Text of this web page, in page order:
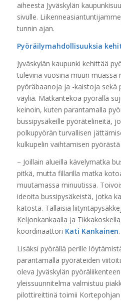
aiheesta Jyväskylän
sivulle.
tunnin ajan.
Pyöräilymahdollisuuksia
Jyväskylän kaupunki kehittää
tulevina vuosina muun muassa
pyöräbaanoja ja -kaistoja sekä
väyliä. Matkantekoa pyörällä
keinoin, kuten parantamalla
bussipysäkeille pyörätelineitä,
polkupyörän turvallisen
kulkupelin vaihtamisen pyörästä
– Joillain alueilla kävelymatka
pitkä, mutta fillarilla matka
muutamassa minuutissa.
ideoita bussipysäkeistä, jotka
katosta. Tällaisia
Keljonkankaalla ja
koordinaattori Kati Kankainen.
Lisäksi pyörällä perille
parantamalla pyöräteiden
oleva Jyväskylän
yleissuunnitelma valmistuu
pilottireittinä toimii Kortepohjan